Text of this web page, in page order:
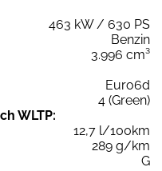
463 kW / 630 PS
Benzin
3.996 cm³
Euro6d
4 (Green)
WLTP:
12,7 l/100km
289 g/km
G